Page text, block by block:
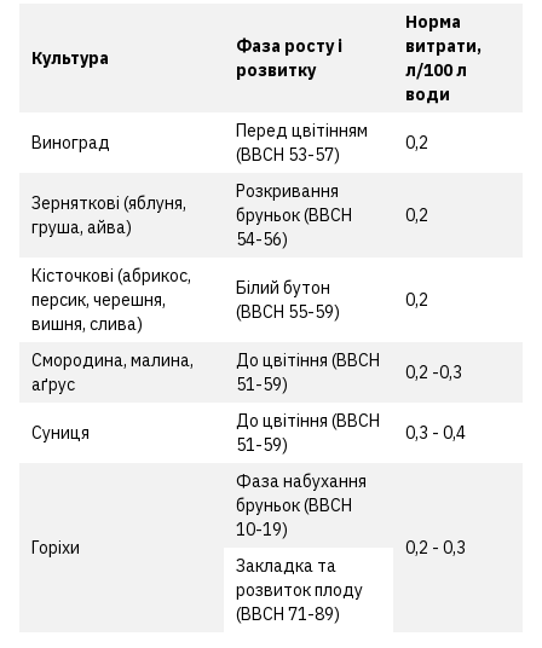
Культура
Фаза росту і
розвитку
Норма
витрати,
л/100 л
води
Виноград
Перед цвітінням
(ВВСН 53-57)
0,2
Зерняткові (яблуня,
груша, айва)
Розкривання
бруньок (ВВСН
54-56)
0,2
Кісточкові (абрикос,
персик, черешня,
вишня, слива)
Білий бутон
(ВВСН 55-59)
0,2
Смородина, малина,
аґрус
До цвітіння (ВВСН
51-59)
0,2 -0,3
Суниця
До цвітіння (ВВСН
51-59)
0,3 - 0,4
Горіхи
Фаза набухання
бруньок (ВВСН
10-19)
0,2 - 0,3
Закладка та
розвиток плоду
(ВВСН 71-89)